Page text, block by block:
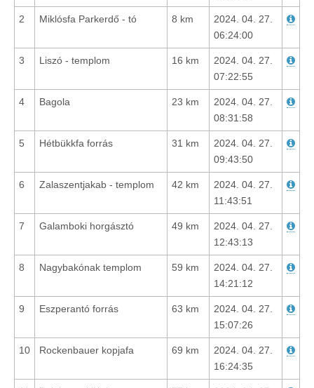
2 Miklósfa Parkerdő - tó 8 km
2024. 04. 27.
06:24:00
3 Liszó - templom 16 km
2024. 04. 27.
07:22:55
4 Bagola 23 km
2024. 04. 27.
08:31:58
5 Hétbükkfa forrás 31 km
2024. 04. 27.
09:43:50
6 Zalaszentjakab - templom 42 km
2024. 04. 27.
11:43:51
7 Galamboki horgásztó 49 km
2024. 04. 27.
12:43:13
8 Nagybakónak templom 59 km
2024. 04. 27.
14:21:12
9 Eszperantó forrás 63 km
2024. 04. 27.
15:07:26
10 Rockenbauer kopjafa 69 km
2024. 04. 27.
16:24:35